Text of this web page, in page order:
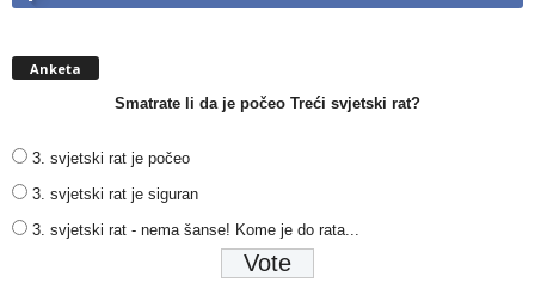
Anketa
Smatrate li da je počeo Treći svjetski rat?
3. svjetski rat je počeo
3. svjetski rat je siguran
3. svjetski rat - nema šanse! Kome je do rata...